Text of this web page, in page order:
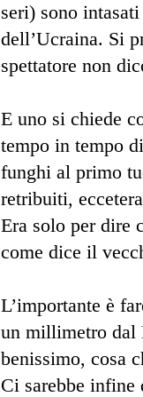
seri) sono
dell’Ucraina. Si
spettatore non
E uno si chiede
tempo in tempo
funghi al primo
retribuiti,
Era solo per dire
come dice il
L’importante è
un millimetro dal
benissimo, cosa
Ci sarebbe